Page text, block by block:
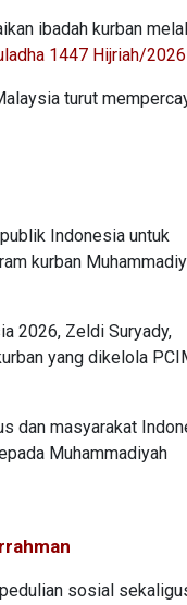
ibadah kurban
1447 Hijriah/
turut
Indonesia untuk
kurban
2026, Zeldi Suryady,
yang dikelola
dan masyarakat
Muhammadiyah
sosial